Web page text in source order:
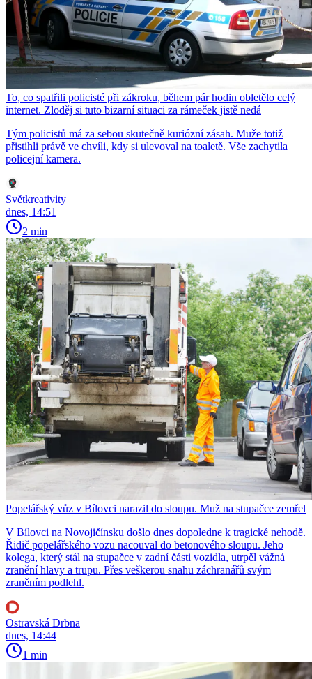
To, co spatřili policisté při zákroku, během pár hodin obletělo celý
internet. Zloděj si tuto bizarní situaci za rámeček jistě nedá
Tým policistů má za sebou skutečně kuriózní zásah. Muže totiž
přistihli právě ve chvíli, kdy si ulevoval na toaletě. Vše zachytila
policejní kamera.
Světkreativity
dnes, 14:51
2 min
Popelářský vůz v Bílovci narazil do sloupu. Muž na stupačce zemřel
V Bílovci na Novojičínsku došlo dnes dopoledne k tragické nehodě.
Řidič popelářského vozu nacouval do betonového sloupu. Jeho
kolega, který stál na stupačce v zadní části vozidla, utrpěl vážná
zranění hlavy a trupu. Přes veškerou snahu záchranářů svým
zraněním podlehl.
Ostravská Drbna
dnes, 14:44
1 min